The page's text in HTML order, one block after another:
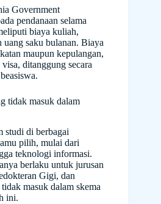
Government
pendanaan selama
biaya kuliah,
uang saku bulanan. Biaya
maupun kepulangan,
ditanggung secara
tidak masuk dalam
studi di berbagai
pilih, mulai dari
teknologi informasi.
berlaku untuk jurusan
Gigi, dan
masuk dalam skema
ini.